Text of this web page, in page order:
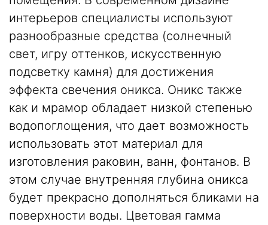
интерьеров специалисты используют
разнообразные средства (солнечный
свет, игру оттенков, искусственную
подсветку камня) для достижения
эффекта свечения оникса. Оникс также
как и мрамор обладает низкой степенью
водопоглощения, что дает возможность
использовать этот материал для
изготовления раковин, ванн, фонтанов. В
этом случае внутренняя глубина оникса
будет прекрасно дополняться бликами на
поверхности воды. Цветовая гамма